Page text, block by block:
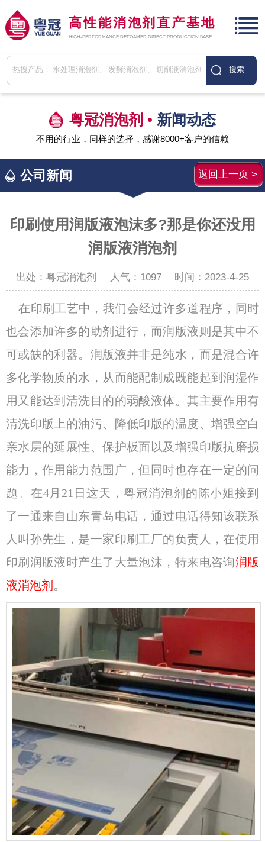
高性能消泡剂直产基地
HIGH-PERFORMANCE DEFOAMER DIRECT PRODUCTION BASE
粤冠消泡剂 • 新闻动态
不用的行业，同样的选择，感谢8000+客户的信赖
公司新闻 返回上一页 >
印刷使用润版液泡沫多?那是你还没用
润版液消泡剂
出处：粤冠消泡剂 人气： 1097 时间：2023-4-25
在印刷工艺中，我们会经过许多道程序，同时
也会添加许多的助剂进行，而润版液则是其中不
可或缺的利器。润版液并非是纯水，而是混合许
多化学物质的水，从而能配制成既能起到润湿作
用又能达到清洗目的的弱酸液体。其主要作用有
清洗印版上的油污、降低印版的温度、增强空白
亲水层的延展性、保护板面以及增强印版抗磨损
能力，作用能力范围广，但同时也存在一定的问
题。在4月21日这天，粤冠消泡剂的陈小姐接到
了一通来自山东青岛电话，通过电话得知该联系
人叫孙先生，是一家印刷工厂的负责人，在使用
印刷润版液时产生了大量泡沫，特来电咨询润版
液消泡剂 。